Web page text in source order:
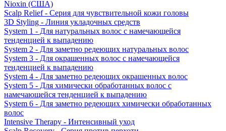
Nioxin (США)
Scalp Relief - Серия для чувствительной кожи головы
3D Styling - Линия укладочных средств
System 1 - Для натуральных волос с намечающейся
тенденцией к выпадению
System 2 - Для заметно редеющих натуральных волос
System 3 - Для окрашенных волос с намечающейся
тенденцией к выпадению
System 4 - Для заметно редеющих окрашенных волос
System 5 - Для химически обработанных волос с
намечающейся тенденцией к выпадению
System 6 - Для заметно редеющих химически обработанных
волос
Intensive Therapy - Интенсивный уход